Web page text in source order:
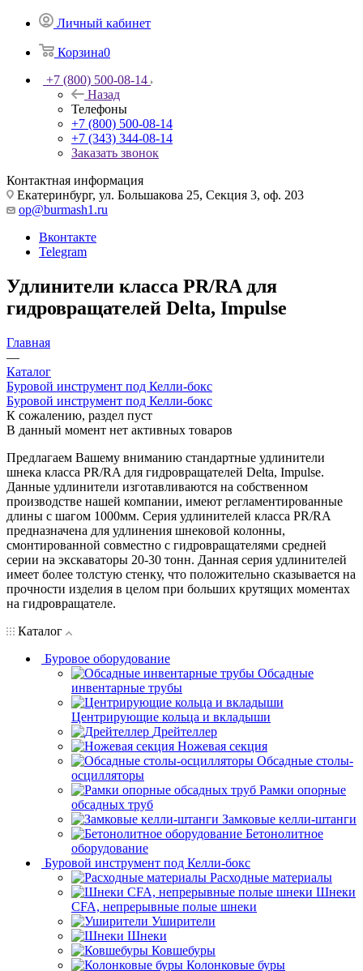
Личный кабинет
Корзина0
+7 (800) 500-08-14
Назад
Телефоны
+7 (800) 500-08-14
+7 (343) 344-08-14
Заказать звонок
Контактная информация
Екатеринбург, ул. Большакова 25, Секция 3, оф. 203
op@burmash1.ru
Вконтакте
Telegram
Удлинители класса PR/RA для
гидровращателей Delta, Impulse
Главная
—
Каталог
Буровой инструмент под Келли-бокс
Буровой инструмент под Келли-бокс
К сожалению, раздел пуст
В данный момент нет активных товаров
Предлагаем Вашему вниманию стандартные удлинители
шнека класса PR/RA для гидровращателей Delta, Impulse.
Данные удлинители изготавливаются на собственном
производстве нашей компании, имеют регламентированные
длины с шагом 1000мм. Серия удлинителей класса PR/RA
предназначена для удлинения шнековой колонны,
смонтированной совместно с гидровращателями средней
серии на экскаваторы 20-30 тонн. Данная серия удлинителей
имеет более толстую стенку, что положительно сказывается на
прочности изделия в целом при больших крутящих моментах
на гидровращателе.
Каталог
Буровое оборудование
Обсадные
инвентарные трубы
Центрирующие кольца и вкладыши
Дрейтеллер
Ножевая секция
Обсадные столы-
осцилляторы
Рамки опорные
обсадных труб
Замковые келли-штанги
Бетонолитное
оборудование
Буровой инструмент под Келли-бокс
Расходные материалы
Шнеки
CFA, непрерывные полые шнеки
Уширители
Шнеки
Ковшебуры
Колонковые буры